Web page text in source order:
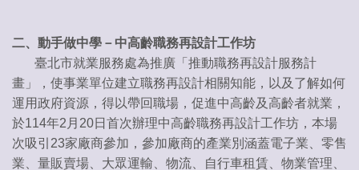
二、動手做中學－中高齡職務再設計工作坊
臺北市就業服務處為推廣「推動職務再設計服務計
畫」，使事業單位建立職務再設計相關知能，以及了解如何
運用政府資源，得以帶回職場，促進中高齡及高齡者就業，
於114年2月20日首次辦理中高齡職務再設計工作坊，本場
次吸引23家廠商參加，參加廠商的產業別涵蓋電子業、零售
業、量販賣場、大眾運輸、物流、自行車租賃、物業管理、